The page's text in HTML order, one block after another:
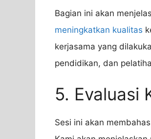
Bagian ini akan
meningkatkan kualitas
kerjasama yang
pendidikan, dan
5. Evaluasi
Sesi ini akan